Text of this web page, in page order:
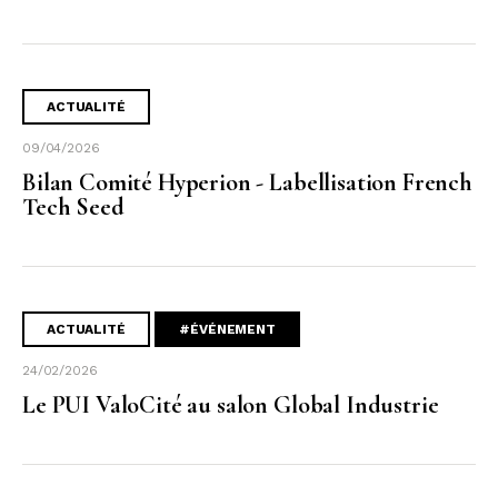
ACTUALITÉ
09/04/2026
Bilan Comité Hyperion - Labellisation French
Tech Seed
ACTUALITÉ #ÉVÉNEMENT
24/02/2026
Le PUI ValoCité au salon Global Industrie